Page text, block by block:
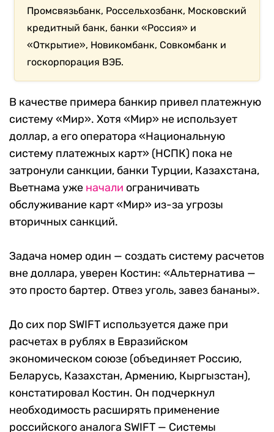
Промсвязьбанк, Россельхозбанк, Московский
кредитный банк, банки «Россия» и
«Открытие», Новикомбанк, Совкомбанк и
госкорпорация ВЭБ.
В качестве примера банкир привел платежную
систему «Мир». Хотя «Мир» не использует
доллар, а его оператора «Национальную
систему платежных карт» (НСПК) пока не
затронули санкции, банки Турции, Казахстана,
Вьетнама уже начали ограничивать
обслуживание карт «Мир» из-за угрозы
вторичных санкций.
Задача номер один — создать систему расчетов
вне доллара, уверен Костин: «Альтернатива —
это просто бартер. Отвез уголь, завез бананы».
До сих пор SWIFT используется даже при
расчетах в рублях в Евразийском
экономическом союзе (объединяет Россию,
Беларусь, Казахстан, Армению, Кыргызстан),
констатировал Костин. Он подчеркнул
необходимость расширять применение
российского аналога SWIFT — Системы